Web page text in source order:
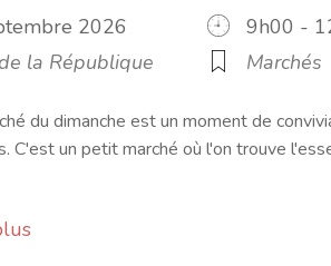
2026
9h00 -
la République
Marchés
du dimanche est un moment de
C'est un petit marché où l'on trouve